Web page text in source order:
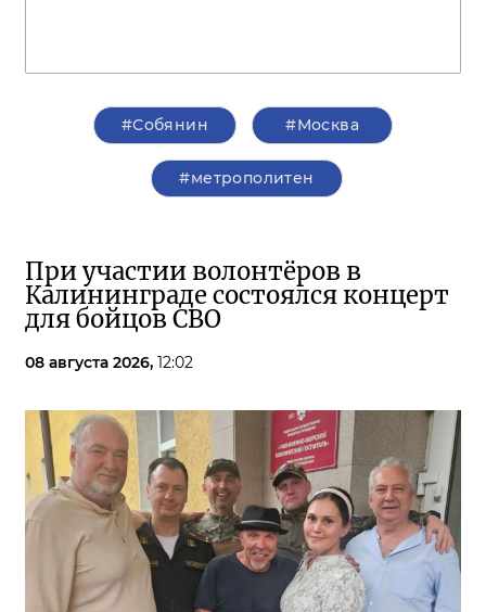
#Собянин #Москва
#метрополитен
При участии волонтёров в
Калининграде состоялся концерт
для бойцов СВО
08 августа 2026, 12:02